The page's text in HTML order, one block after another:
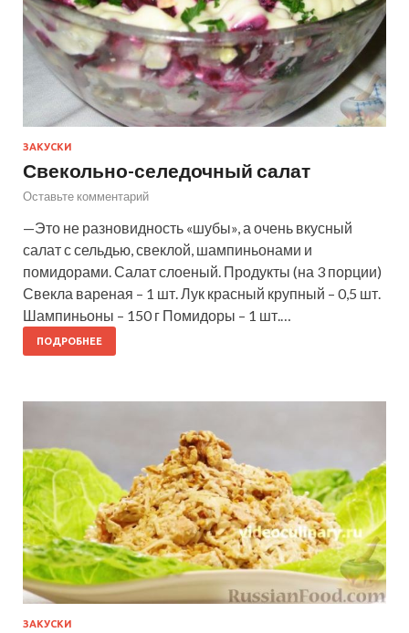
ЗАКУСКИ
Свекольно-селедочный салат
Оставьте комментарий
—Это не разновидность «шубы», а очень вкусный
салат с сельдью, свеклой, шампиньонами и
помидорами. Салат слоеный. Продукты (на 3 порции)
Свекла вареная – 1 шт. Лук красный крупный – 0,5 шт.
Шампиньоны – 150 г Помидоры – 1 шт.…
ПОДРОБНЕЕ
ЗАКУСКИ